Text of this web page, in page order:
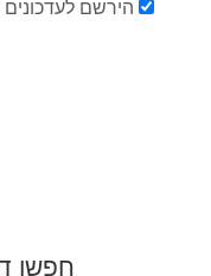
הירשם לעדכונים
חפשו